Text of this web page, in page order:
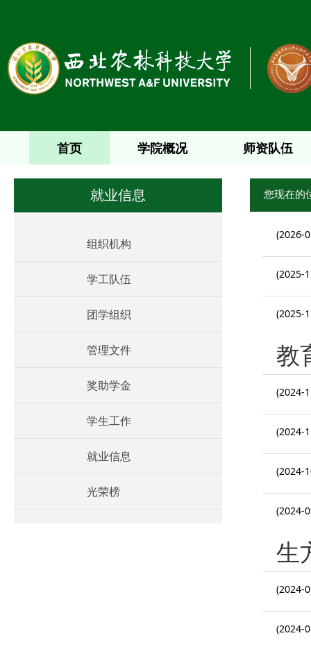
首页 学院概况 师资队伍
就业信息
组织机构
学工队伍
团学组织
管理文件
奖助学金
学生工作
就业信息
光荣榜
您现在的
(2026-
(2025-
(2025-
教
(2024-
(2024-
(2024-
(2024-
生
(2024-
(2024-